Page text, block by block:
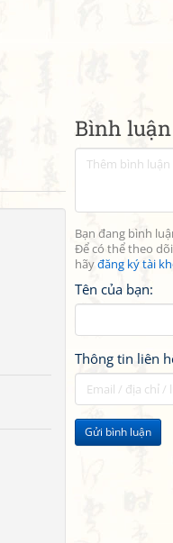
Bình
Bạn đang bình
Để có thể theo
hãyđăng ký tài
Tên của bạn:
Thông tin liên
Gửi bình luận